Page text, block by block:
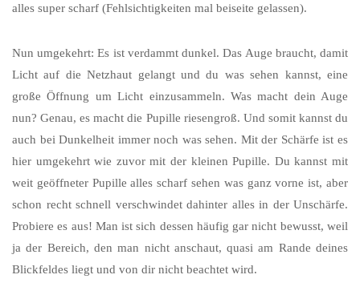
alles super scharf (Fehlsichtigkeiten mal beiseite gelassen).
Nun umgekehrt: Es ist verdammt dunkel. Das Auge braucht, damit
Licht auf die Netzhaut gelangt und du was sehen kannst, eine
große Öffnung um Licht einzusammeln. Was macht dein Auge
nun? Genau, es macht die Pupille riesengroß. Und somit kannst du
auch bei Dunkelheit immer noch was sehen. Mit der Schärfe ist es
hier umgekehrt wie zuvor mit der kleinen Pupille. Du kannst mit
weit geöffneter Pupille alles scharf sehen was ganz vorne ist, aber
schon recht schnell verschwindet dahinter alles in der Unschärfe.
Probiere es aus! Man ist sich dessen häufig gar nicht bewusst, weil
ja der Bereich, den man nicht anschaut, quasi am Rande deines
Blickfeldes liegt und von dir nicht beachtet wird.